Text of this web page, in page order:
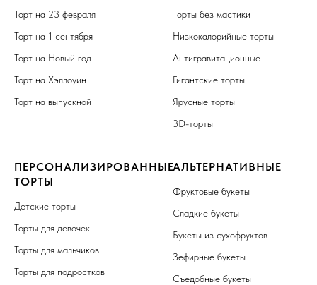
Торт на 23 февраля
Торт на 1 сентября
Торт на Новый год
Торт на Хэллоуин
Торт на выпускной
Торты без мастики
Низкокалорийные торты
Антигравитационные
Гигантские торты
Ярусные торты
3D-торты
ПЕРСОНАЛИЗИРОВАННЫЕ
ТОРТЫ
Детские торты
Торты для девочек
Торты для мальчиков
Торты для подростков
АЛЬТЕРНАТИВНЫЕ
Фруктовые букеты
Сладкие букеты
Букеты из сухофруктов
Зефирные букеты
Съедобные букеты